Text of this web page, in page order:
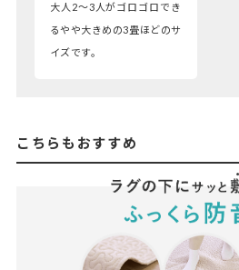
大人2～3人がゴロゴロでき
るやや大きめの3畳ほどのサ
イズです。
こちらもおすすめ